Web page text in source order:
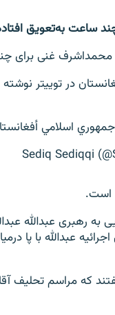
ساعت به‌تعویق
غنی برای
در توییتر نوشته
اسلامي
است.
رهبری عبدالله
عبدالله با پا
که مراسم تحلیف